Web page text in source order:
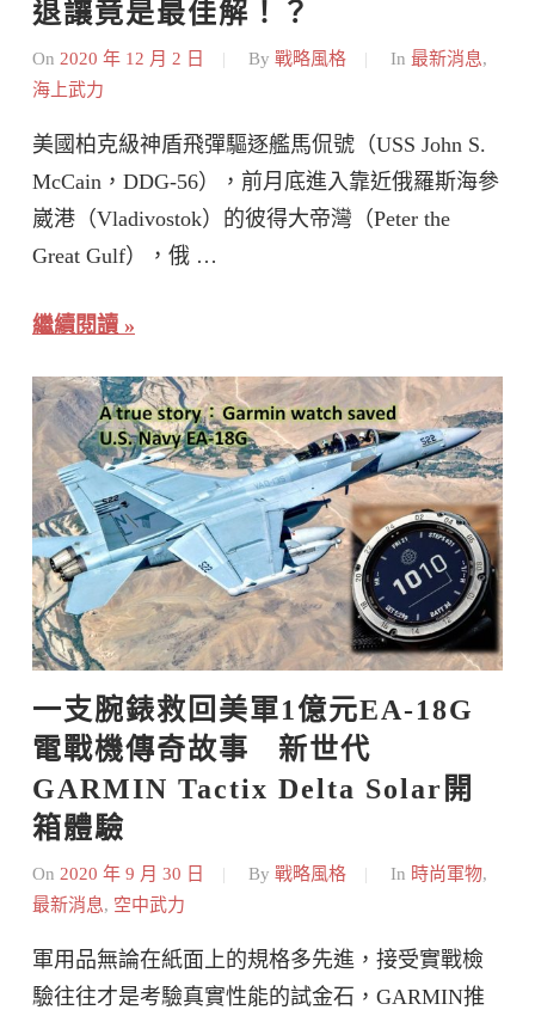
退讓竟是最佳解！？
On 2020 年 12 月 2 日 By 戰略風格 In 最新消息,
海上武力
美國柏克級神盾飛彈驅逐艦馬侃號（USS John S.
McCain，DDG-56），前月底進入靠近俄羅斯海參
崴港（Vladivostok）的彼得大帝灣（Peter the
Great Gulf），俄 …
繼續閱讀
一支腕錶救回美軍1億元EA-18G
電戰機傳奇故事   新世代
GARMIN Tactix Delta Solar開
箱體驗
On 2020 年 9 月 30 日 By 戰略風格 In 時尚軍物,
最新消息, 空中武力
軍用品無論在紙面上的規格多先進，接受實戰檢
驗往往才是考驗真實性能的試金石，GARMIN推